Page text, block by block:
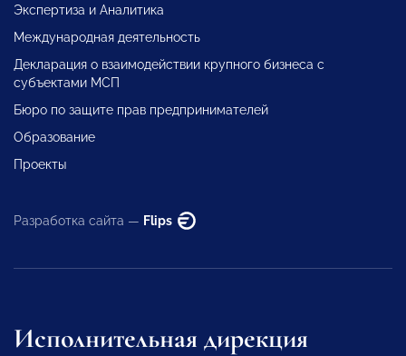
Экспертиза и Аналитика
Международная деятельность
Декларация о взаимодействии крупного бизнеса с
субъектами МСП
Бюро по защите прав предпринимателей
Образование
Проекты
Разработка сайта — Flips
Исполнительная дирекция